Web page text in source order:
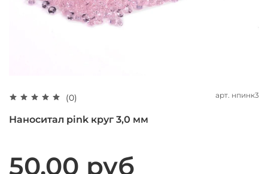
(0) арт. нпинк3
Наноситал pink круг 3,0 мм
50.00 руб